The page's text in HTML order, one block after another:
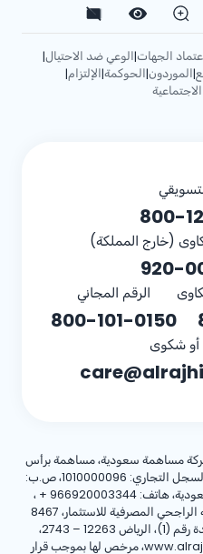
الجهات|الوعي ضد الاحتيال|
|الموردون|الحوكمة|الإلتزام|
800-
(خارج المملكة)
920-
الرقم المجاني
800-101-0150
أو شكوى
مساهمة سعودية، مساهمة برأس
، رقم السجل التجاري: 1010000096، ص.ب:
+ 966920003344 ،
8001244455 العنوان الوطني: شركة الراجحي المصرفية للاستثمار، 8467
طريق الملك فهد – حي المروج، وحدة رقم (1)، الرياض 12263 – 2743،
الموقع الإلكتروني: www.alrajhibank.com.sa، مرخص لها بموجب قرار